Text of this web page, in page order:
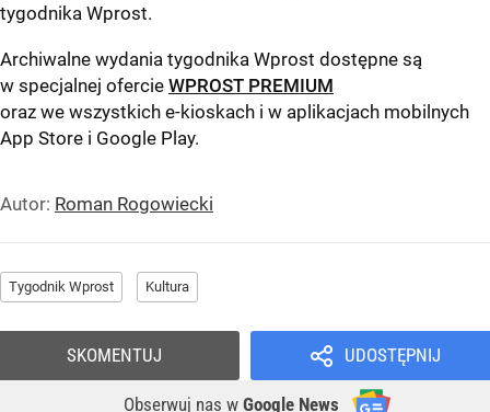
tygodnika Wprost.
Archiwalne wydania tygodnika Wprost dostępne są
w specjalnej ofercie WPROST PREMIUM
oraz we wszystkich e-kioskach i w aplikacjach mobilnych
App Store i Google Play.
Autor: Roman Rogowiecki
Tygodnik Wprost Kultura
UDOSTĘPNIJ
Obserwuj nas w Google News
SKOMENTUJ